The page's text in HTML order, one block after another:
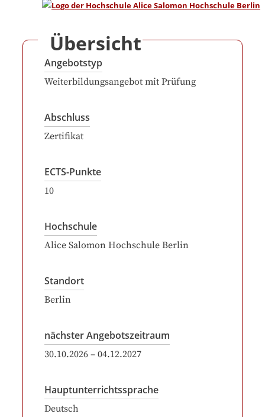
Übersicht
Angebotstyp
Weiterbildungsangebot mit Prüfung
Abschluss
Zertifikat
ECTS-Punkte
10
Hochschule
Alice Salomon Hochschule Berlin
Standort
Berlin
nächster Angebotszeitraum
30.10.2026 – 04.12.2027
Hauptunterrichtssprache
Deutsch